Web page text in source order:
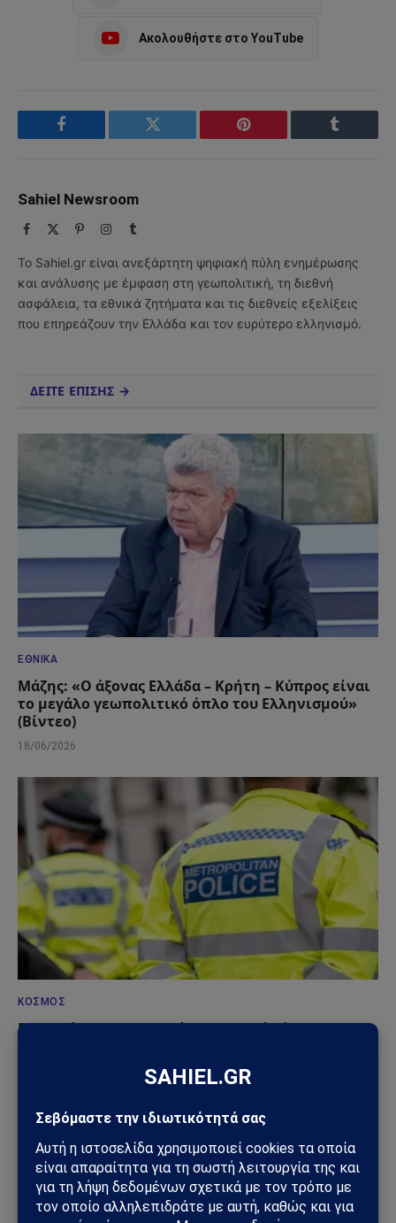
Ακολουθήστε στο YouTube
Facebook Twitter Pinterest Tumblr
Sahiel Newsroom
Facebook PinterestInstagram
Tumblr
Το Sahiel.gr είναι ανεξάρτητη ψηφιακή πύλη ενημέρωσης
και ανάλυσης με έμφαση στη γεωπολιτική, τη διεθνή
ασφάλεια, τα εθνικά ζητήματα και τις διεθνείς εξελίξεις
που επηρεάζουν την Ελλάδα και τον ευρύτερο ελληνισμό.
ΔΕΙΤΕ ΕΠΙΣΗΣ →
ΕΘΝΙΚΆ
Μάζης: «Ο άξονας Ελλάδα – Κρήτη – Κύπρος είναι
το μεγάλο γεωπολιτικό όπλο του Ελληνισμού»
(Βίντεο)
18/06/2026
ΚΌΣΜΟΣ
Βρετανία: Πακιστανικής καταγωγής άνδρας